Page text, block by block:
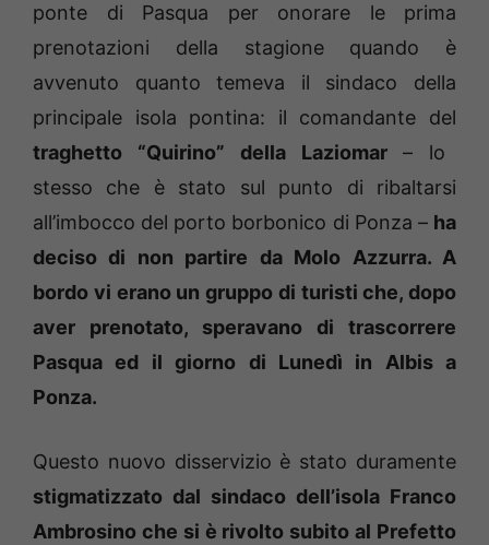
ponte di Pasqua per onorare le prima
prenotazioni della stagione quando è
avvenuto quanto temeva il sindaco della
principale isola pontina: il comandante del
traghetto “Quirino” della Laziomar– lo
stesso che è stato sul punto di ribaltarsi
all’imbocco del porto borbonico di Ponza – ha
deciso di non partire da Molo Azzurra. A
bordo vi erano un gruppo di turisti che, dopo
aver prenotato, speravano di trascorrere
Pasqua ed il giorno di Lunedì in Albis a
Ponza.
Questo nuovo disservizio è stato duramente
stigmatizzato dal sindaco dell’isola Franco
Ambrosino che si è rivolto subito al Prefetto